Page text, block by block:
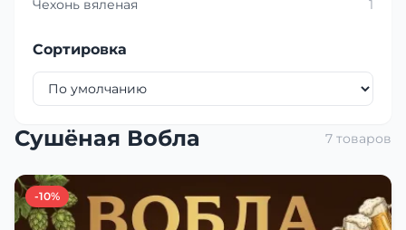
Чехонь вяленая
1
Сортировка
Сушёная Вобла 7 товаров
-10%